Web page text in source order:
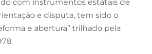
com instrumentos estatais de
e disputa, tem sido o
e abertura” trilhado pela